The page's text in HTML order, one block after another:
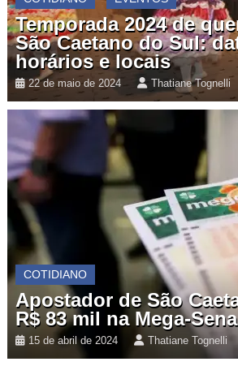
Temporada 2024 de
São Caetano do Sul:
horários e locais
22 de maio de 2024 Thatiane Tognelli
COTIDIANO
Apostador de São
R$ 83 mil na Mega-Sena
15 de abril de 2024 Thatiane Tognelli